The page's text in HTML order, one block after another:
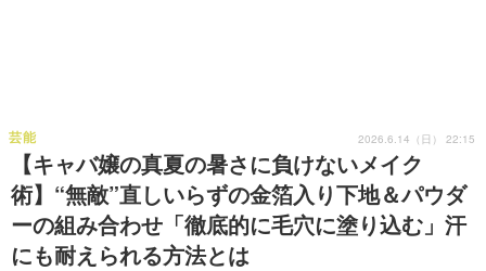
【キャバ嬢の真夏の暑さに負けないメイク
術】“無敵”直しいらずの金箔入り下地＆パウダ
ーの組み合わせ「徹底的に毛穴に塗り込む」汗
にも耐えられる方法とは
芸能 2026.6.14（日） 22:15